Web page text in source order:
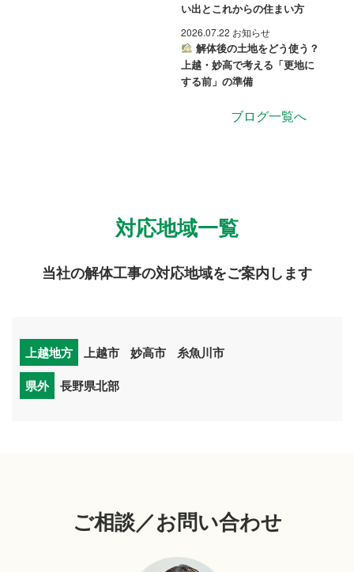
い出とこれからの住まい方
2026.07.22 お知らせ
解体後の土地をどう使う？
上越・妙高で考える「更地に
する前」の準備
ブログ一覧へ
対応地域一覧
当社の解体工事の対応地域をご案内します
上越地方 上越市 妙高市
糸魚川市
県外
長野県北部
ご相談／お問い合わせ